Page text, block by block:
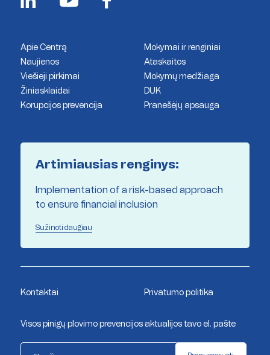
Apie Centrą
Mokymai ir renginiai
Naujienos
Ataskaitos
Viešieji pirkimai
Mokymų medžiaga
Žiniasklaidai
DUK
Korupcijos prevencija
Pranešėjų apsauga
Artimiausias renginys:
Implementation of a risk-based approach
to ensure financial inclusion
Sužinoti daugiau
Kontaktai Privatumo politika
Visos pinigų plovimo prevencijos aktualijos tavo el. pašte